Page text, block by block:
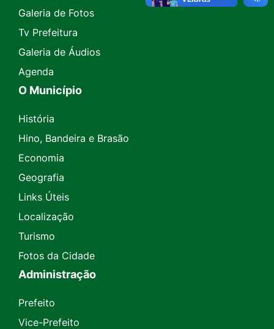
Galeria de Fotos
Tv Prefeitura
Galeria de Áudios
Agenda
O Município
História
Hino, Bandeira e Brasão
Economia
Geografia
Links Úteis
Localização
Turismo
Fotos da Cidade
Administração
Prefeito
Vice-Prefeito